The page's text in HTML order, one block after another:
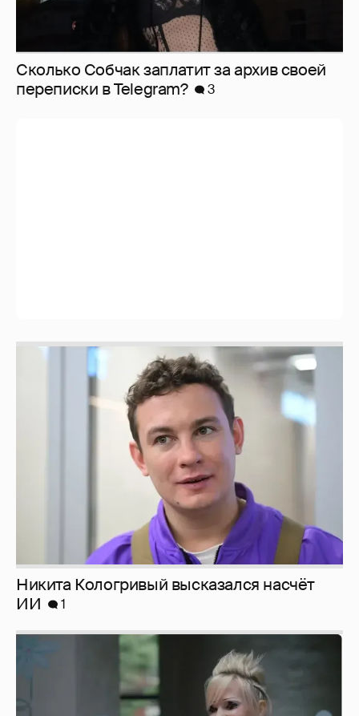
Сколько Собчак заплатит за архив своей
перeписки в Telegram?
3
Никита Кологривый высказался насчёт
Певица Глюкоза рассказала о съёмках для
эротического журнала
3